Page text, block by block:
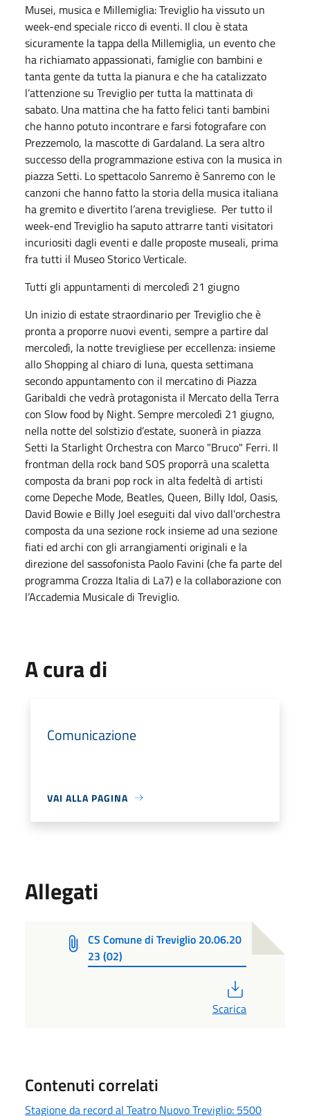
Musei, musica e Millemiglia: Treviglio ha vissuto un
week-end speciale ricco di eventi. Il clou è stata
sicuramente la tappa della Millemiglia, un evento che
ha richiamato appassionati, famiglie con bambini e
tanta gente da tutta la pianura e che ha catalizzato
l’attenzione su Treviglio per tutta la mattinata di
sabato. Una mattina che ha fatto felici tanti bambini
che hanno potuto incontrare e farsi fotografare con
Prezzemolo, la mascotte di Gardaland. La sera altro
successo della programmazione estiva con la musica in
piazza Setti. Lo spettacolo Sanremo è Sanremo con le
canzoni che hanno fatto la storia della musica italiana
ha gremito e divertito l’arena trevigliese. Per tutto il
week-end Treviglio ha saputo attrarre tanti visitatori
incuriositi dagli eventi e dalle proposte museali, prima
fra tutti il Museo Storico Verticale.
Tutti gli appuntamenti di mercoledì 21 giugno
Un inizio di estate straordinario per Treviglio che è
pronta a proporre nuovi eventi, sempre a partire dal
mercoledì, la notte trevigliese per eccellenza: insieme
allo Shopping al chiaro di luna, questa settimana
secondo appuntamento con il mercatino di Piazza
Garibaldi che vedrà protagonista il Mercato della Terra
con Slow food by Night. Sempre mercoledì 21 giugno,
nella notte del solstizio d’estate, suonerà in piazza
Setti la Starlight Orchestra con Marco "Bruco" Ferri. Il
frontman della rock band SOS proporrà una scaletta
composta da brani pop rock in alta fedeltà di artisti
come Depeche Mode, Beatles, Queen, Billy Idol, Oasis,
David Bowie e Billy Joel eseguiti dal vivo dall'orchestra
composta da una sezione rock insieme ad una sezione
fiati ed archi con gli arrangiamenti originali e la
direzione del sassofonista Paolo Favini (che fa parte del
programma Crozza Italia di La7) e la collaborazione con
l’Accademia Musicale di Treviglio.
A cura di
Comunicazione
VAI ALLA PAGINA
Allegati
CS Comune di Treviglio 20.06.20
23 (02)
Scarica
Contenuti correlati
Stagione da record al Teatro Nuovo Treviglio: 5500